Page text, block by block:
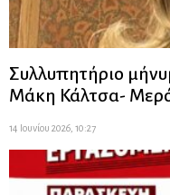
Συλλυπητήριο
Μάκη Κάλτσα-
14 Ιουνίου 2026, 10:27